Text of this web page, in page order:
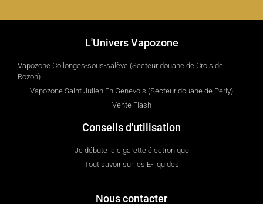
L'Univers Vapozone
Vapozone Collonges-sous-salève (Secteur douane de Crois de
Rozon)
Vapozone Saint Julien En Genevois (Secteur douane de Perly)
Vente Flash
Conseils d'utilisation
Je débute la cigarette électronique
Tout savoir sur les E-liquides
Nous contacter